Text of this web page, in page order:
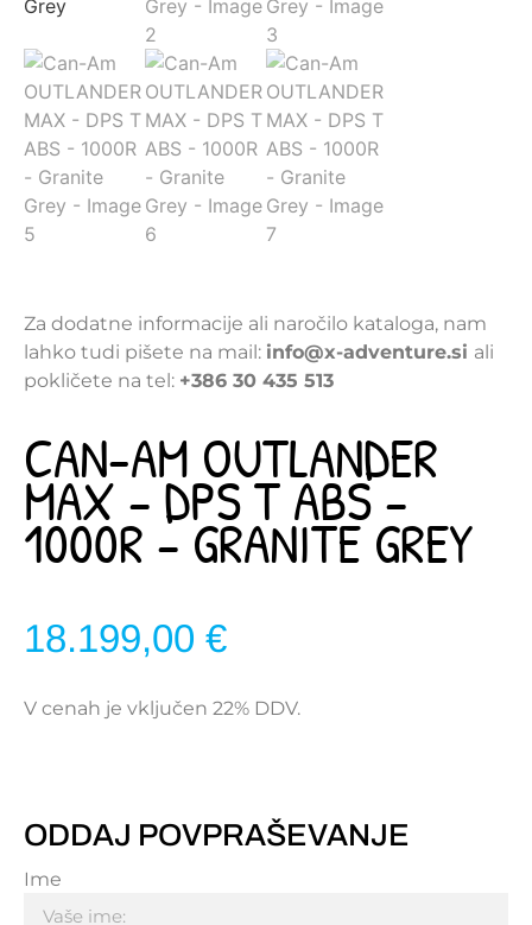
Za dodatne informacije ali naročilo kataloga, nam
lahko tudi pišete na mail: info@x-adventure.si ali
pokličete na tel: +386 30 435 513
CAN-AM OUTLANDER
MAX – DPS T ABS –
1000R – GRANITE GREY
18.199,00 €
V cenah je vključen 22% DDV.
ODDAJ POVPRAŠEVANJE
Ime